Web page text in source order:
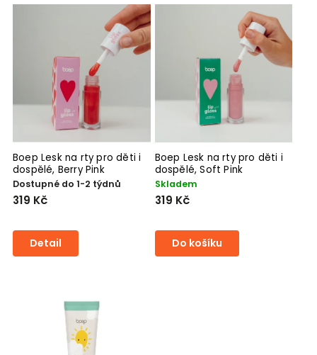
Boep Lesk na rty pro děti i
dospělé, Berry Pink
Dostupné do 1-2 týdnů
319 Kč
Detail
Boep Lesk na rty pro děti i
dospělé, Soft Pink
Skladem
319 Kč
Do košíku